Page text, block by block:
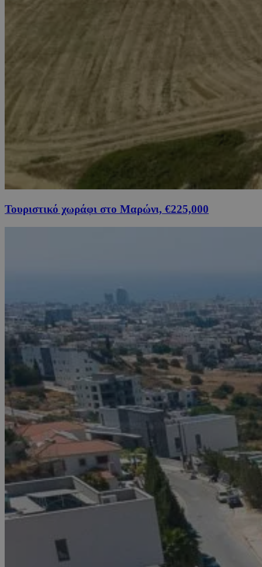
Τουριστικό χωράφι στο Μαρώνι, €225,000